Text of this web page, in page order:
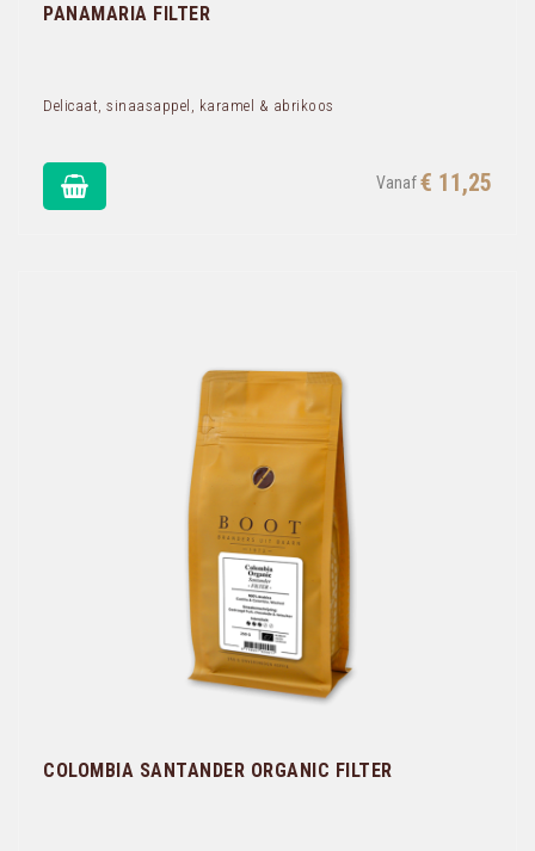
PANAMARIA FILTER
Delicaat, sinaasappel, karamel & abrikoos
€ 11,25
COLOMBIA SANTANDER ORGANIC FILTER